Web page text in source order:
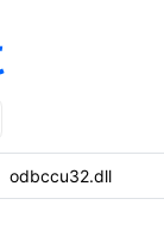
odbccu32.dll